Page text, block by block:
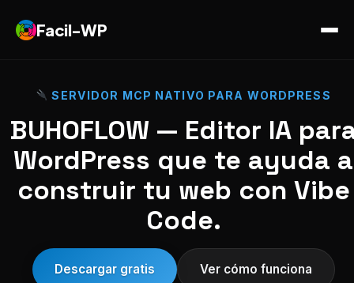
Facil-WP
SERVIDOR MCP NATIVO PARA WORDPRESS
BUHOFLOW — Editor IA
WordPress que te ayuda a
construir tu web con Vibe
Code.
Descargar gratis Ver cómo funciona